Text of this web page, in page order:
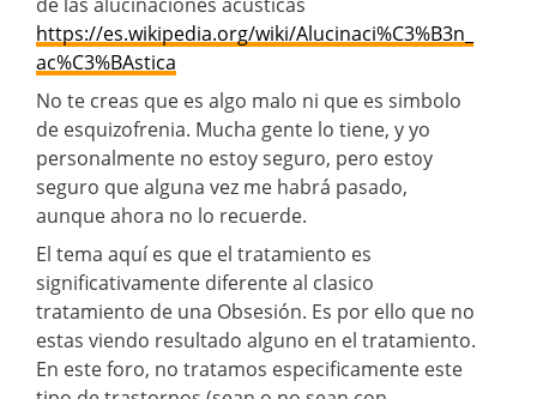
https://es.wikipedia.org/wiki/Alucinaci%C3%B3n_
ac%C3%BAstica
No te creas que es algo malo ni que es simbolo
de esquizofrenia. Mucha gente lo tiene, y yo
personalmente no estoy seguro, pero estoy
seguro que alguna vez me habrá pasado,
aunque ahora no lo recuerde.
El tema aquí es que el tratamiento es
significativamente diferente al clasico
tratamiento de una Obsesión. Es por ello que no
estas viendo resultado alguno en el tratamiento.
En este foro, no tratamos especificamente este